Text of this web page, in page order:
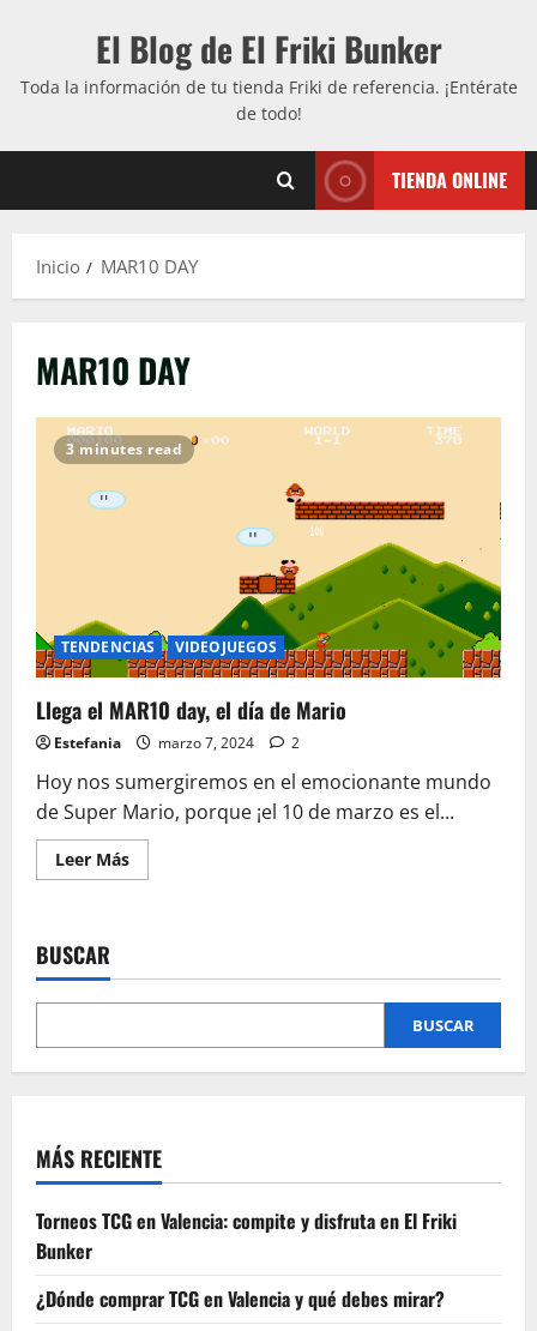
El Blog de El Friki Bunker
Toda la información de tu tienda Friki de referencia. ¡Entérate
de todo!
TIENDA ONLINE
Inicio MAR10 DAY
MAR10 DAY
3 minutes read
TENDENCIAS VIDEOJUEGOS
Llega el MAR10 day, el día de Mario
Estefania marzo 7, 2024 2
Hoy nos sumergiremos en el emocionante mundo
de Super Mario, porque ¡el 10 de marzo es el...
Leer MásLeer
más
day,
día
Mario
BUSCAR
BUSCAR
MÁS RECIENTE
Torneos TCG en Valencia: compite y disfruta en El Friki
Bunker
¿Dónde comprar TCG en Valencia y qué debes mirar?